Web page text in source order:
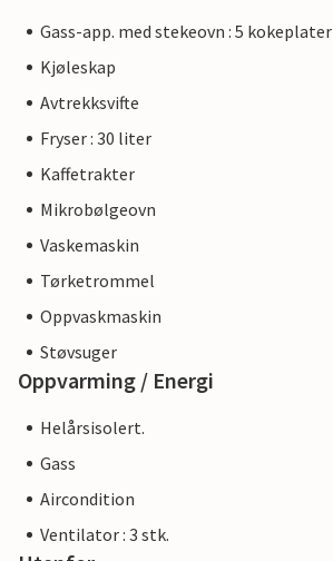
Gass-app. med stekeovn : 5 kokeplater
Kjøleskap
Avtrekksvifte
Fryser : 30 liter
Kaffetrakter
Mikrobølgeovn
Vaskemaskin
Tørketrommel
Oppvaskmaskin
Støvsuger
Oppvarming / Energi
Helårsisolert.
Gass
Aircondition
Ventilator : 3 stk.